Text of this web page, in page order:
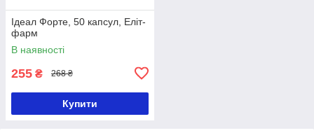
Ідеал Форте, 50 капсул, Еліт-
фарм
В наявності
255 ₴ 268 ₴
Купити